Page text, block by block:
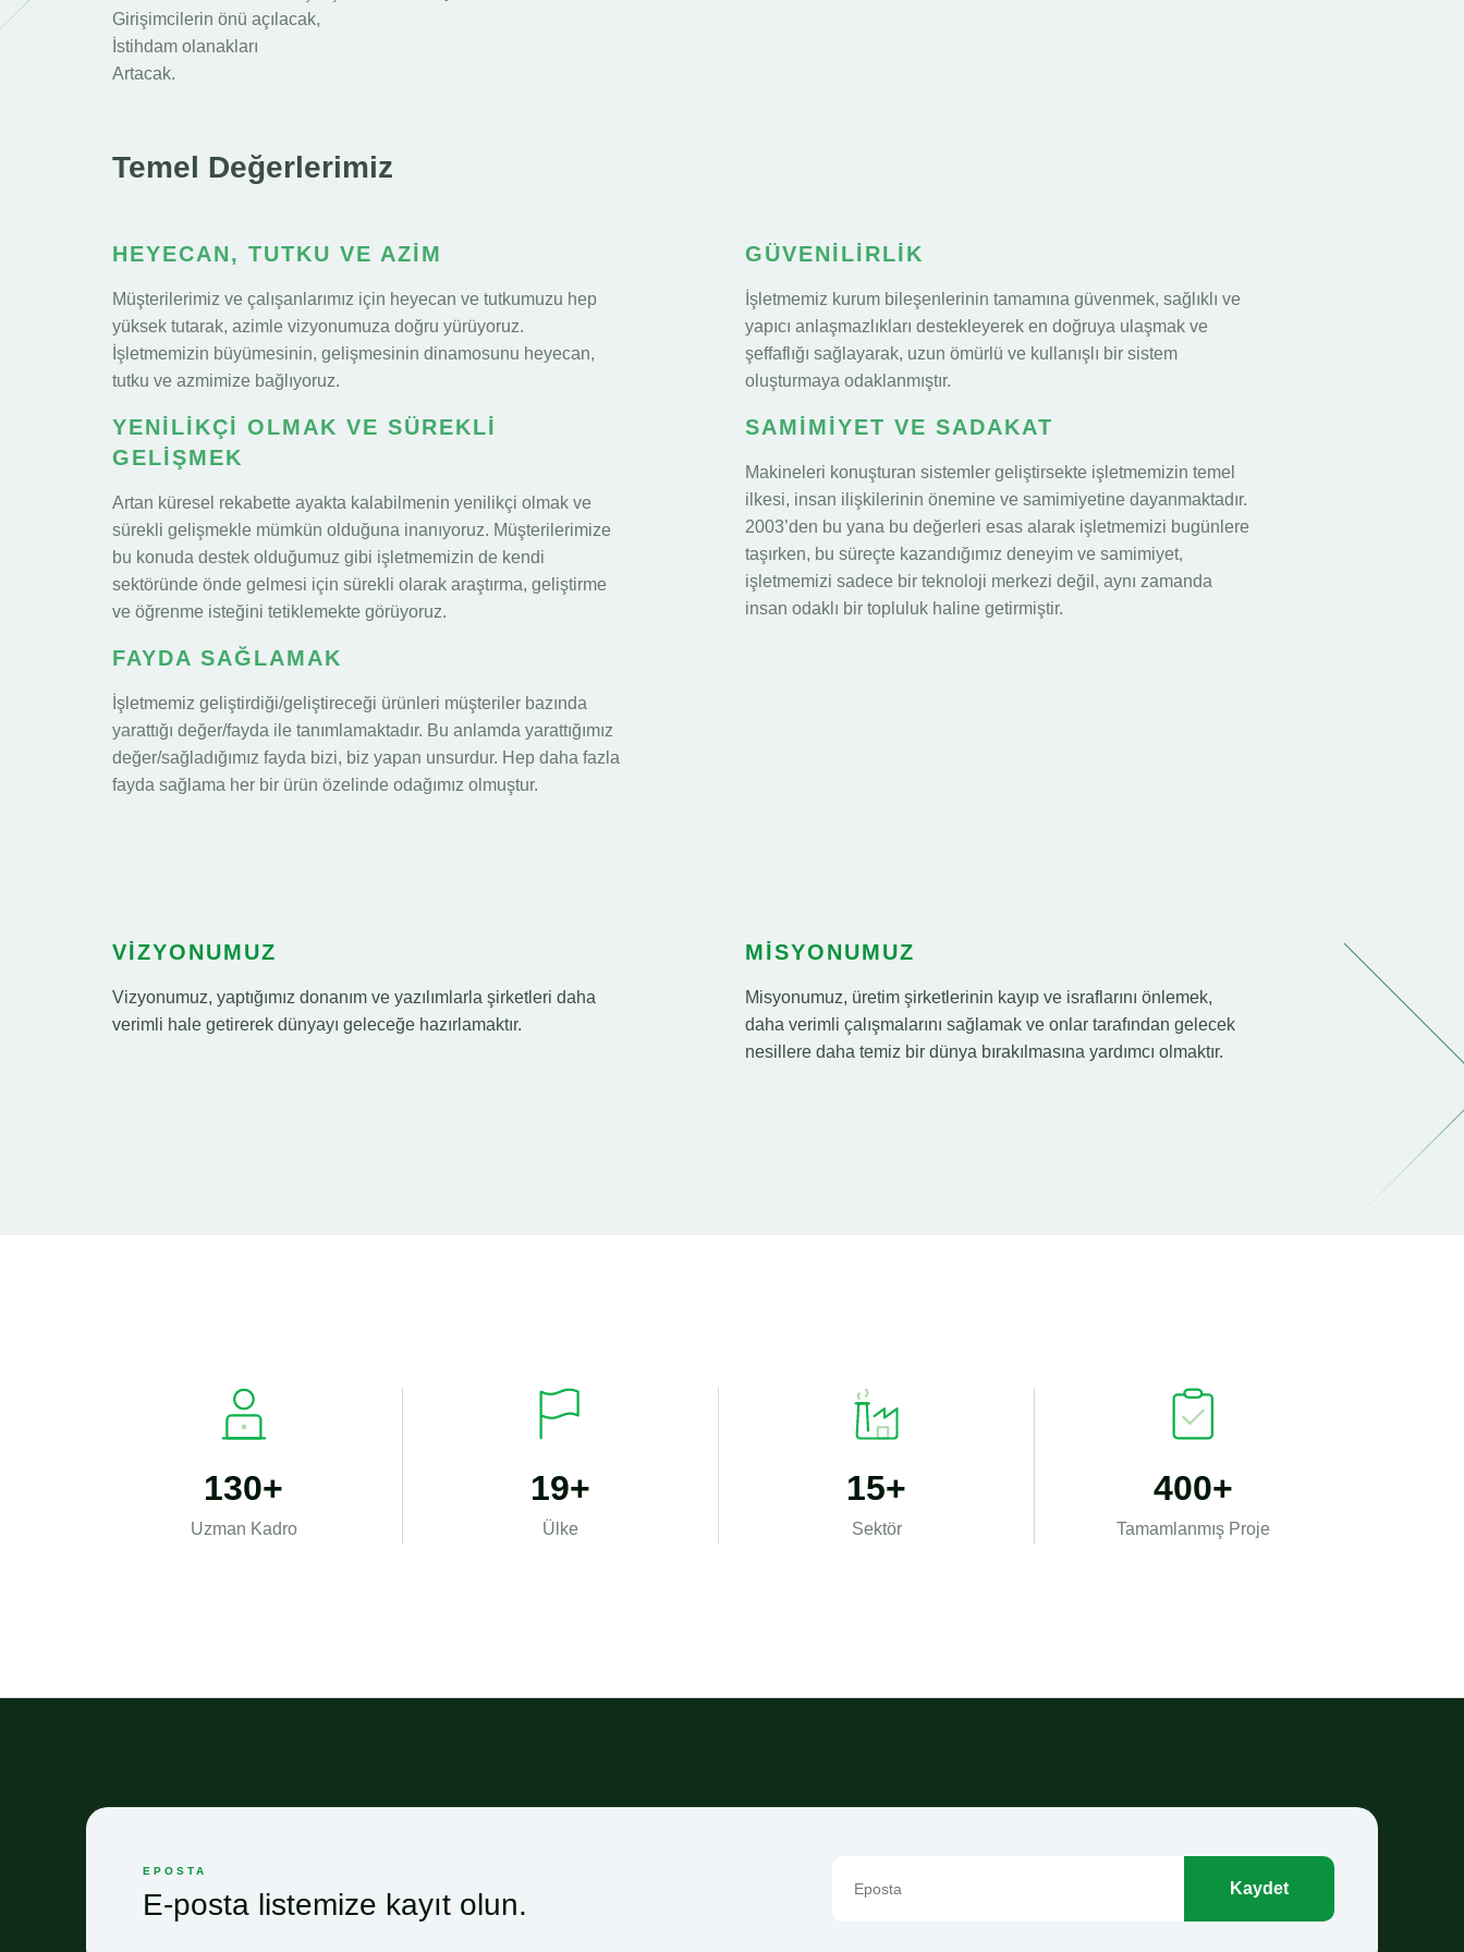
Girişimcilerin önü açılacak,
İstihdam olanakları
Artacak.
Temel Değerlerimiz
HEYECAN, TUTKU VE AZİM
Müşterilerimiz ve çalışanlarımız için heyecan ve tutkumuzu hep
yüksek tutarak, azimle vizyonumuza doğru yürüyoruz.
İşletmemizin büyümesinin, gelişmesinin dinamosunu heyecan,
tutku ve azmimize bağlıyoruz.
YENİLİKÇİ OLMAK VE SÜREKLİ
GELİŞMEK
Artan küresel rekabette ayakta kalabilmenin yenilikçi olmak ve
sürekli gelişmekle mümkün olduğuna inanıyoruz. Müşterilerimize
bu konuda destek olduğumuz gibi işletmemizin de kendi
sektöründe önde gelmesi için sürekli olarak araştırma, geliştirme
ve öğrenme isteğini tetiklemekte görüyoruz.
FAYDA SAĞLAMAK
İşletmemiz geliştirdiği/geliştireceği ürünleri müşteriler bazında
yarattığı değer/fayda ile tanımlamaktadır. Bu anlamda yarattığımız
değer/sağladığımız fayda bizi, biz yapan unsurdur. Hep daha fazla
fayda sağlama her bir ürün özelinde odağımız olmuştur.
GÜVENİLİRLİK
İşletmemiz kurum bileşenlerinin tamamına güvenmek, sağlıklı ve
yapıcı anlaşmazlıkları destekleyerek en doğruya ulaşmak ve
şeffaflığı sağlayarak, uzun ömürlü ve kullanışlı bir sistem
oluşturmaya odaklanmıştır.
SAMİMİYET VE SADAKAT
Makineleri konuşturan sistemler geliştirsekte işletmemizin temel
ilkesi, insan ilişkilerinin önemine ve samimiyetine dayanmaktadır.
2003’den bu yana bu değerleri esas alarak işletmemizi bugünlere
taşırken, bu süreçte kazandığımız deneyim ve samimiyet,
işletmemizi sadece bir teknoloji merkezi değil, aynı zamanda
insan odaklı bir topluluk haline getirmiştir.
VİZYONUMUZ
Vizyonumuz, yaptığımız donanım ve yazılımlarla şirketleri daha
verimli hale getirerek dünyayı geleceğe hazırlamaktır.
MİSYONUMUZ
Misyonumuz, üretim şirketlerinin kayıp ve israflarını önlemek,
daha verimli çalışmalarını sağlamak ve onlar tarafından gelecek
nesillere daha temiz bir dünya bırakılmasına yardımcı olmaktır.
130+
Uzman Kadro
19+
Ülke
15+
Sektör
400+
Tamamlanmış Proje
EPOSTA
E-posta listemize kayıt olun. Kaydet